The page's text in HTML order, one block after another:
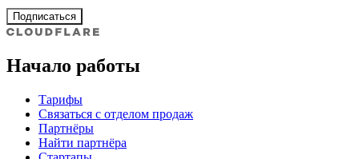
Подписаться
Начало работы
Тарифы
Связаться с отделом продаж
Партнёры
Найти партнёра